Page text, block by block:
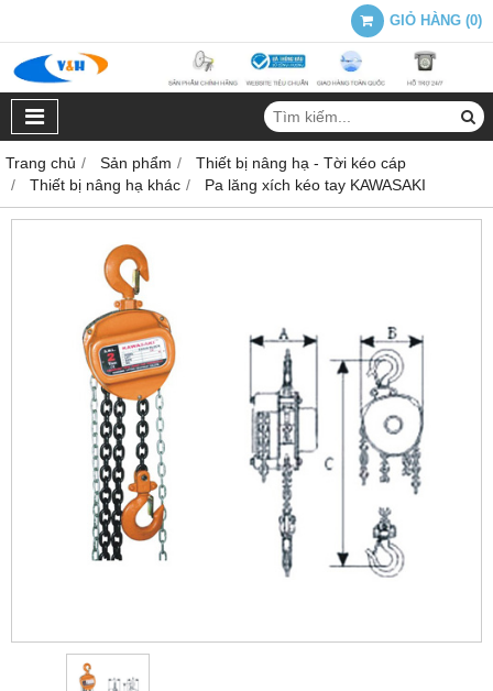
GIỎ HÀNG (0)
Trang chủ Sản phẩm
Thiết bị nâng hạ - Tời kéo cáp
Thiết bị nâng hạ khác
Pa lăng xích kéo tay KAWASAKI